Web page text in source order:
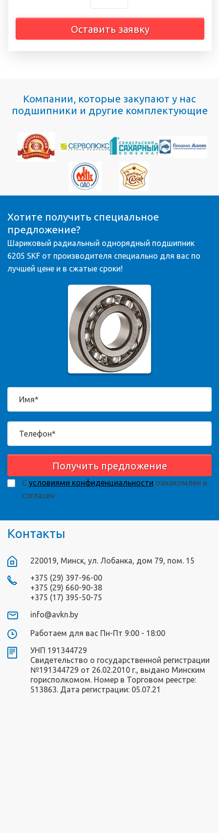
Оставить заявку
Компании, которые закупают у нас
подшипники и другие комплектующие
Хотите получить специальное
предложение?
Шариковый радиальный однорядный подшипник
6205 SKF от производителя специально для вас по
лучшей цене и в сжатые сроки!
Получить предложение
С условиями конфиденциальности ознакомлен и
согласен
Контакты
220019, Минск, ул. Лобанка, дом 79, пом. 15
+375 (29) 397-96-00
+375 (29) 660-90-38
+375 (17) 395-50-75
info@avkn.by
Работаем для вас Пн-Пт 9:00 - 18:00
УНП 191344729
Свидетельство о государственной регистрации
№191344729 от 26.02.2010 г., выдано Минским
горисполкомом. Номер в Торговом реестре:
513863. Дата регистрации: 05.07.21